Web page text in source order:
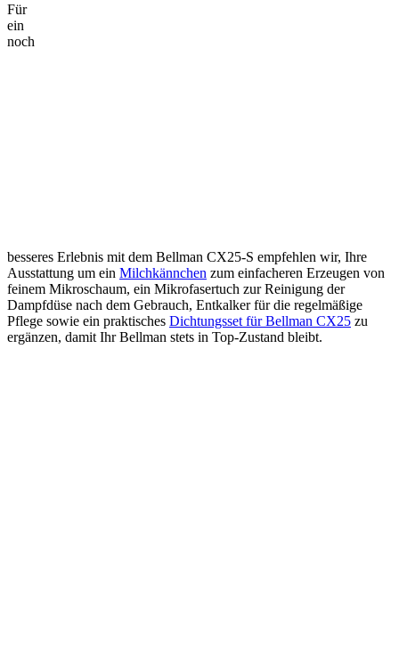
Für
ein
noch
besseres Erlebnis mit dem Bellman CX25-S empfehlen wir, Ihre
Ausstattung um ein Milchkännchen zum einfacheren Erzeugen von
feinem Mikroschaum, ein Mikrofasertuch zur Reinigung der
Dampfdüse nach dem Gebrauch, Entkalker für die regelmäßige
Pflege sowie ein praktisches Dichtungsset für Bellman CX25 zu
ergänzen, damit Ihr Bellman stets in Top-Zustand bleibt.